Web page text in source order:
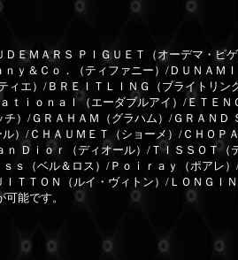
ＥＭＡＲＳ ＰＩＧＵＥＴ（オーデマ・ピ
ｙ＆Ｃｏ．（ティファニー）/ＤＵＮＡＭ
エ）/ＢＲＥＩＴＬＩＮＧ（ブライトリン
ｔｉｏｎａｌ（エーダブルアイ）/ＥＴＥＮ
）/ＧＲＡＨＡＭ（グラハム）/ＧＲＡＮＤ
）/ＣＨＡＵＭＥＴ（ショーメ）/ＣＨＯＰ
Ｄｉｏｒ（ディオール）/ＴＩＳＳＯＴ（
ｓ（ベル＆ロス）/Ｐｏｉｒａｙ（ポアレ）
ＴＴＯＮ（ルイ・ヴィトン）/ＬＯＮＧＩ
能です。